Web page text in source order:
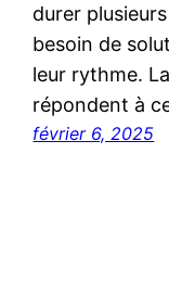
durer
besoin de
leur rythme.
répondent à
février 6, 2025